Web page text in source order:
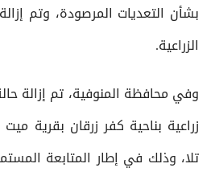
بشأن التعديات المرصودة، وتم
الزراعية.
وفي محافظة المنوفية، تم إزالة
زراعية بناحية كفر زرقان بقرية ميت
تلا، وذلك في إطار المتابعة